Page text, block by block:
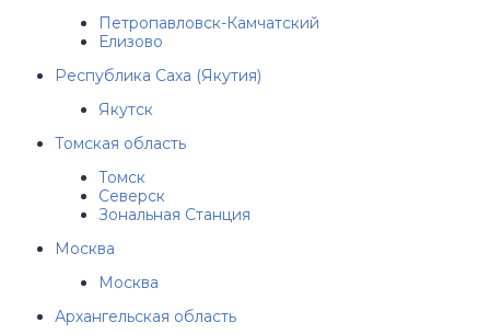
Петропавловск-Камчатский
Елизово
Республика Саха (Якутия)
Якутск
Томская область
Томск
Северск
Зональная Станция
Москва
Москва
Архангельская область